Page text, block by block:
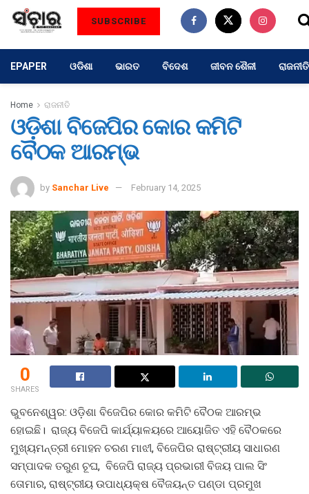
SUBSCRIBE
EPAPER ଓଡିଶା ଭାରତ ବିଦେଶ ଜୀବନ ଶୈଳୀ ରାଜନୀତି
Home ରାଜନୀତି
ଓଡ଼ିଶା ବିଜେପିର କୋର କମିଟି
ବୈଠକ ଆରମ୍ଭ
by Sanchar Live February 14, 2025
0
SHARES
ଭୁବନେଶ୍ୱର: ଓଡ଼ିଶା ବିଜେପିର କୋର କମିଟି ବୈଠକ ଆରମ୍ଭ
ହୋଇଛି। ରାଜ୍ୟ ବିଜେପି କାର୍ଯ୍ୟାଳୟରେ ଆୟୋଜିତ ଏହି ବୈଠକରେ
ମୁଖ୍ୟମନ୍ତ୍ରୀ ମୋହନ ଚରଣ ମାଝୀ, ବିଜେପିର ରାଷ୍ଟ୍ରୀୟ ସାଧାରଣ
ସମ୍ପାଦକ ତରୁଣ ଚୂଘ, ବିଜେପି ରାଜ୍ୟ ପ୍ରଭାରୀ ବିଜୟ ପାଲ ସିଂ
ତୋମାର, ରାଷ୍ଟ୍ରୀୟ ଉପାଧ୍ୟକ୍ଷ ବୈଜୟନ୍ତ ପଣ୍ଡା ପ୍ରମୁଖ